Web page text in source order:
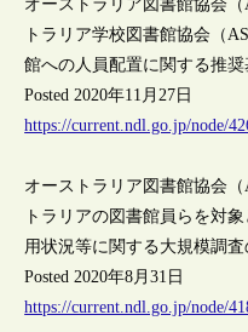
オーストラリア図書館協会
トラリア学校図書館協会（
館への人員配置に関する推
Posted 2020年11月27日
https://current.ndl.go.jp/node/
オーストラリア図書館協会
トラリアの図書館員らを対
用状況等に関する大規模調
Posted 2020年8月31日
https://current.ndl.go.jp/node/